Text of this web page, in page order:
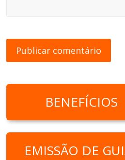
BENEFÍCIOS
EMISSÃO DE